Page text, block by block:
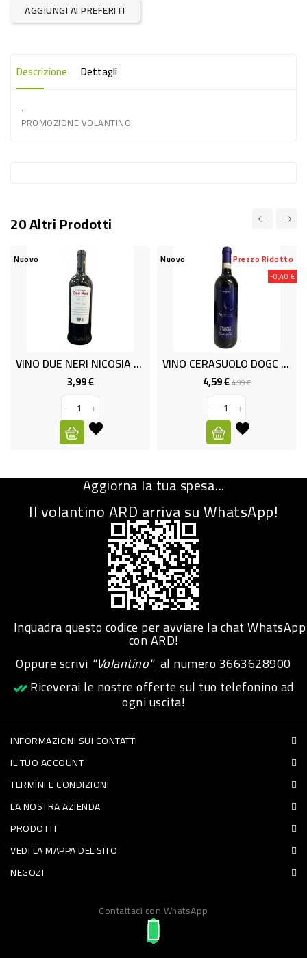
CARTA
-
TESSUTI
DETERGENTI
SUPERFICI
ACCESSORI
CURA
IGIENICO
SANITARI
PERSONA
PUERICULTURA
PET
PET
FOOD
FRESCHI
PIATTI
PRONTI
E
CONDIMENTI
AGGIUNGI AI PREFERITI
Descrizione Dettagli
.
PROMOZIONE VOLANTINO
20 Altri Prodotti
Nuovo
VINO DUE NERI NICOSIA CL.75
3,99 €Prezzo
-
+
Nuovo
-0,40 €
Prezzo Ridotto
VINO CERASUOLO DOGC ML 750
4,59 €Prezzo
base
4,99 €Prezzo
-
+
Aggiorna la tua spesa...
Il volantino ARD arriva su WhatsApp!
Inquadra questo codice per avviare la chat WhatsApp
con ARD!
Oppure scrivi"Volantino"al numero3663628900
Riceverai le nostre offerte sul tuo telefonino ad
ogni uscita!
INFORMAZIONI SUI CONTATTI
IL TUO ACCOUNT
TERMINI E CONDIZIONI
LA NOSTRA AZIENDA
PRODOTTI
VEDI LA MAPPA DEL SITO
NEGOZI
Contattaci con WhatsApp